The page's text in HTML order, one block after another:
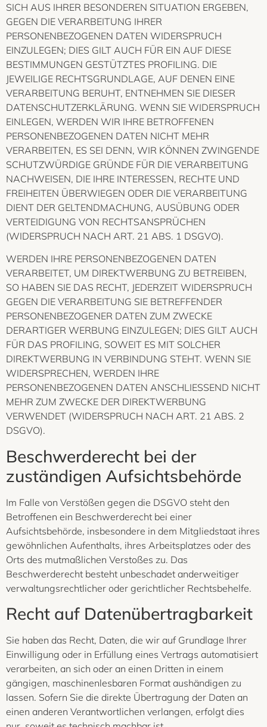
SICH AUS IHRER BESONDEREN SITUATION ERGEBEN,
GEGEN DIE VERARBEITUNG IHRER
PERSONENBEZOGENEN DATEN WIDERSPRUCH
EINZULEGEN; DIES GILT AUCH FÜR EIN AUF DIESE
BESTIMMUNGEN GESTÜTZTES PROFILING. DIE
JEWEILIGE RECHTSGRUNDLAGE, AUF DENEN EINE
VERARBEITUNG BERUHT, ENTNEHMEN SIE DIESER
DATENSCHUTZERKLÄRUNG. WENN SIE WIDERSPRUCH
EINLEGEN, WERDEN WIR IHRE BETROFFENEN
PERSONENBEZOGENEN DATEN NICHT MEHR
VERARBEITEN, ES SEI DENN, WIR KÖNNEN ZWINGENDE
SCHUTZWÜRDIGE GRÜNDE FÜR DIE VERARBEITUNG
NACHWEISEN, DIE IHRE INTERESSEN, RECHTE UND
FREIHEITEN ÜBERWIEGEN ODER DIE VERARBEITUNG
DIENT DER GELTENDMACHUNG, AUSÜBUNG ODER
VERTEIDIGUNG VON RECHTSANSPRÜCHEN
(WIDERSPRUCH NACH ART. 21 ABS. 1 DSGVO).
WERDEN IHRE PERSONENBEZOGENEN DATEN
VERARBEITET, UM DIREKTWERBUNG ZU BETREIBEN,
SO HABEN SIE DAS RECHT, JEDERZEIT WIDERSPRUCH
GEGEN DIE VERARBEITUNG SIE BETREFFENDER
PERSONENBEZOGENER DATEN ZUM ZWECKE
DERARTIGER WERBUNG EINZULEGEN; DIES GILT AUCH
FÜR DAS PROFILING, SOWEIT ES MIT SOLCHER
DIREKTWERBUNG IN VERBINDUNG STEHT. WENN SIE
WIDERSPRECHEN, WERDEN IHRE
PERSONENBEZOGENEN DATEN ANSCHLIESSEND NICHT
MEHR ZUM ZWECKE DER DIREKTWERBUNG
VERWENDET (WIDERSPRUCH NACH ART. 21 ABS. 2
DSGVO).
Beschwerde­recht bei der
zuständigen Aufsichts­behörde
Im Falle von Verstößen gegen die DSGVO steht den
Betroffenen ein Beschwerderecht bei einer
Aufsichtsbehörde, insbesondere in dem Mitgliedstaat ihres
gewöhnlichen Aufenthalts, ihres Arbeitsplatzes oder des
Orts des mutmaßlichen Verstoßes zu. Das
Beschwerderecht besteht unbeschadet anderweitiger
verwaltungsrechtlicher oder gerichtlicher Rechtsbehelfe.
Recht auf Daten­übertrag­barkeit
Sie haben das Recht, Daten, die wir auf Grundlage Ihrer
Einwilligung oder in Erfüllung eines Vertrags automatisiert
verarbeiten, an sich oder an einen Dritten in einem
gängigen, maschinenlesbaren Format aushändigen zu
lassen. Sofern Sie die direkte Übertragung der Daten an
einen anderen Verantwortlichen verlangen, erfolgt dies